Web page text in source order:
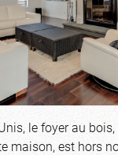
le foyer au
maison, est hors